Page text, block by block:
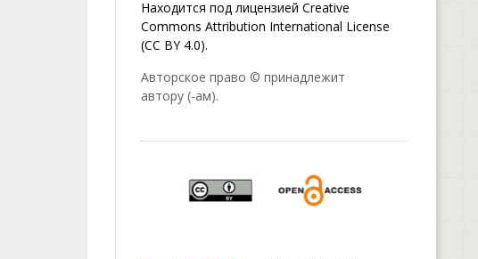
Находится под лицензией Creative
Commons Attribution International License
(CC BY 4.0).
Авторское право © принадлежит
автору (-ам).